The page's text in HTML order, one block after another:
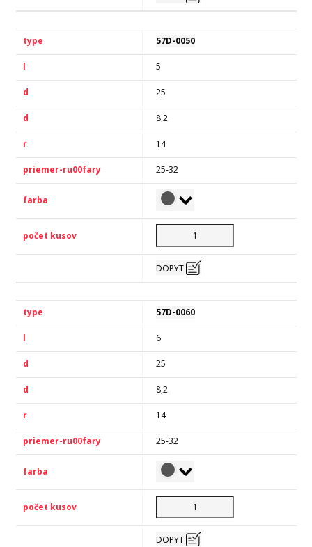
57D-0050
5
25
8,2
14
25-32
DOPYT
57D-0060
6
25
8,2
14
25-32
DOPYT